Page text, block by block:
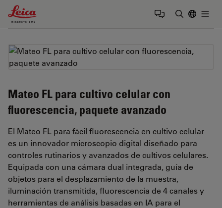
Leica Microsystems Logo
Mateo FL para cultivo celular con
fluorescencia, paquete avanzado
El Mateo FL para fácil fluorescencia en cultivo celular
es un innovador microscopio digital diseñado para
controles rutinarios y avanzados de cultivos celulares.
Equipada con una cámara dual integrada, guía de
objetos para el desplazamiento de la muestra,
iluminación transmitida, fluorescencia de 4 canales y
herramientas de análisis basadas en IA para el